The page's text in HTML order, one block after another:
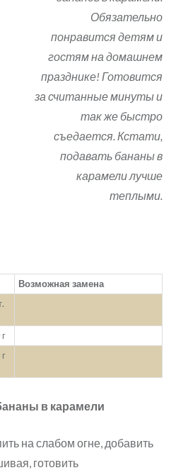
Обязательно
понравится детям и
гостям на домашнем
празднике! Готовится
за считанные минуты и
так же быстро
съедается. Кстати,
подавать бананы в
карамели лучше
теплыми.
Возможная замена
в карамели
на слабом огне, добавить
готовить